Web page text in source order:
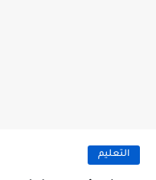
التعليم